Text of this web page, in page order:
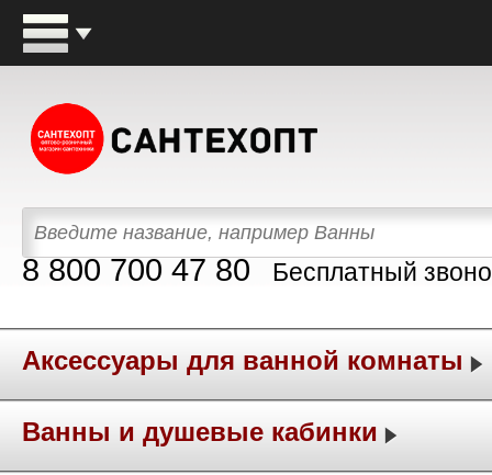
8 800 700 47 80 Бесплатный
Аксессуары для ванной комнаты
Ванны и душевые кабинки